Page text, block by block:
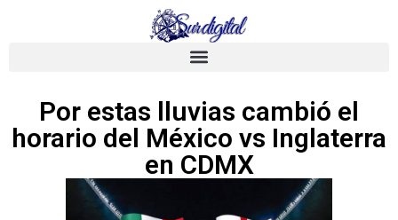
Por estas lluvias cambió el
horario del México vs Inglaterra
en CDMX